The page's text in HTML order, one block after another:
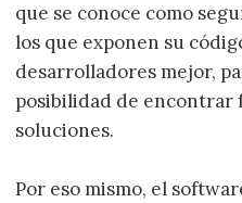
que se conoce como
los que exponen su
desarrolladores mejor,
posibilidad de encontrar
soluciones.
Por eso mismo, el